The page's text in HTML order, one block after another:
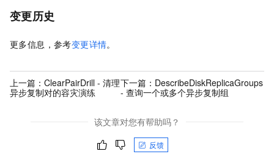
变更历史
更多信息，参考变更详情。
上一篇： ClearPairDrill - 清理
异步复制对的容灾演练
下一篇： DescribeDiskReplicaGroups
- 查询一个或多个异步复制组
该文章对您有帮助吗？
反馈